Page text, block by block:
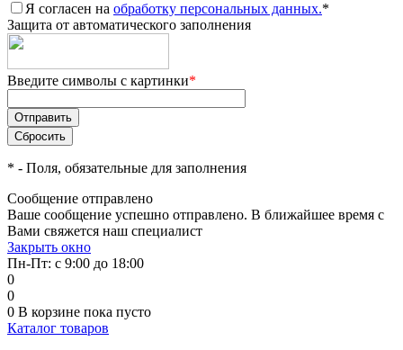
Я согласен на обработку персональных данных.*
Защита от автоматического заполнения
Введите символы с картинки*
* - Поля, обязательные для заполнения
Сообщение отправлено
Ваше сообщение успешно отправлено. В ближайшее время с
Вами свяжется наш специалист
Закрыть окно
Пн-Пт: с 9:00 до 18:00
0
0
0 В корзине пока пусто
Каталог товаров